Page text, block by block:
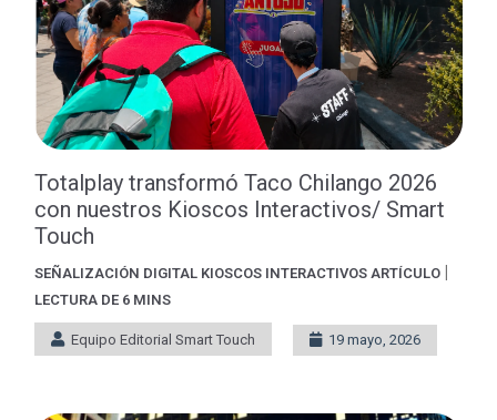
Totalplay transformó Taco Chilango 2026
con nuestros Kioscos Interactivos/ Smart
Touch
SEÑALIZACIÓN DIGITAL KIOSCOS INTERACTIVOS ARTÍCULO |
LECTURA DE 6 MINS
Equipo Editorial Smart Touch 19 mayo, 2026